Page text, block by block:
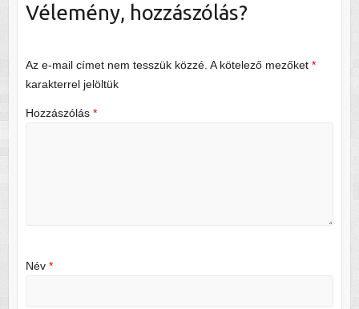
Vélemény, hozzászólás?
Az e-mail címet nem tesszük közzé. A kötelező mezőket *
karakterrel jelöltük
Hozzászólás *
Név *